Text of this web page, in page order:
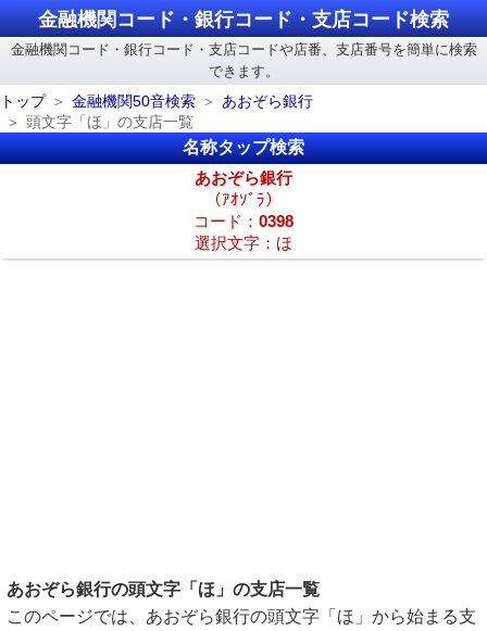
金融機関コード・銀行コード・支店コード検索
金融機関コード・銀行コード・支店コードや店番、支店番号を簡単に検索
できます。
トップ
金融機関50音検索
あおぞら銀行
頭文字「ほ」の支店一覧
名称タップ検索
あおぞら銀行
（ｱｵｿﾞﾗ）
コード： 0398
選択文字：ほ
あおぞら銀行の頭文字「ほ」の支店一覧
このページでは、あおぞら銀行の頭文字「ほ」から始まる支